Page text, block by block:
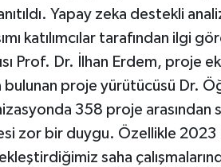
Yapay zeka destekli
katılımcılar tarafından ilgi
Prof. Dr. İlhan Erdem, proje
bulunan proje yürütücüsü Dr.
358 proje arasından
zor bir duygu. Özellikle 2023
saha